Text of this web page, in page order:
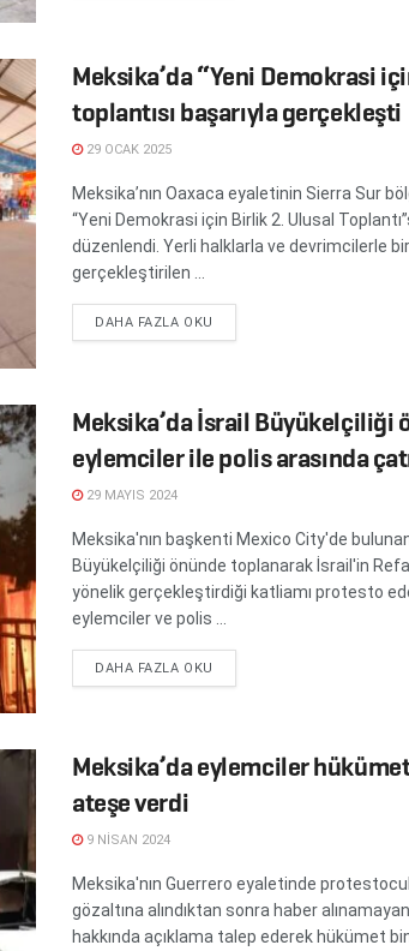
Meksika’da “Yeni Demokrasi
toplantısı başarıyla gerçekleşti
29 OCAK 2025
Meksika’nın Oaxaca eyaletinin Sierra Sur
“Yeni Demokrasi için Birlik 2. Ulusal
düzenlendi. Yerli halklarla ve devrimcilerle
gerçekleştirilen ...
DAHA FAZLA OKU
Meksika’da İsrail Büyükelçiliği
eylemciler ile polis arasında
29 MAYIS 2024
Meksika'nın başkenti Mexico City'de
Büyükelçiliği önünde toplanarak İsrail'in
yönelik gerçekleştirdiği katliamı protesto
eylemciler ve polis ...
DAHA FAZLA OKU
Meksika’da eylemciler hükümet
ateşe verdi
9 NISAN 2024
Meksika'nın Guerrero eyaletinde
gözaltına alındıktan sonra haber
hakkında açıklama talep ederek hükümet